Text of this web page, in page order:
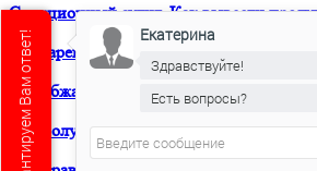
Санкционный аудит. Как вывести
Как зарегистрировать товарный знак в
Как обжаловать решение таможни о
Как получить предварительное
Екатерина
Здравствуйте!
Есть вопросы?